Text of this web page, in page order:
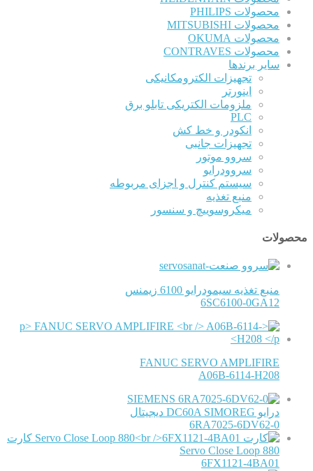
محصولات PHILIPS
محصولات MITSUBISHI
محصولات OKUMA
محصولات CONTRAVES
سایر برندها
تجهیزات الکترومکانیکی
اینورتر
ملزومات الکتریکی تابلو برق
PLC
انکودر و خط کش
تجهیزات جانبی
سروو موتور
سروودرایو
سیستم کنترل و اجزای مربوطه
منبع تغذیه
میکروسوییچ و سنسور
محصولات
منبع تغذیه سیمودرایو 6100 زیمنس
6SC6100-0GA12
FANUC SERVO AMPLIFIRE
A06B-6114-H208
SIEMENS
درایو DC60A SIMOREG دیجیتال
6RA7025-6DV62-0
کارت
Servo Close Loop 880
6FX1121-4BA01